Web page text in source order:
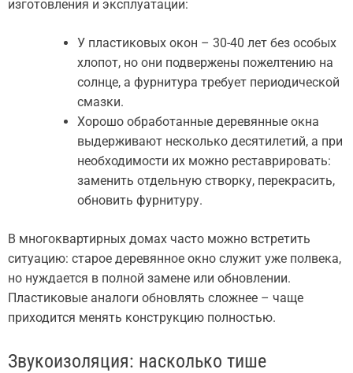
изготовления и эксплуатации:
У пластиковых окон – 30-40 лет без особых
хлопот, но они подвержены пожелтению на
солнце, а фурнитура требует периодической
смазки.
Хорошо обработанные деревянные окна
выдерживают несколько десятилетий, а при
необходимости их можно реставрировать:
заменить отдельную створку, перекрасить,
обновить фурнитуру.
В многоквартирных домах часто можно встретить
ситуацию: старое деревянное окно служит уже полвека,
но нуждается в полной замене или обновлении.
Пластиковые аналоги обновлять сложнее – чаще
приходится менять конструкцию полностью.
Звукоизоляция: насколько тише